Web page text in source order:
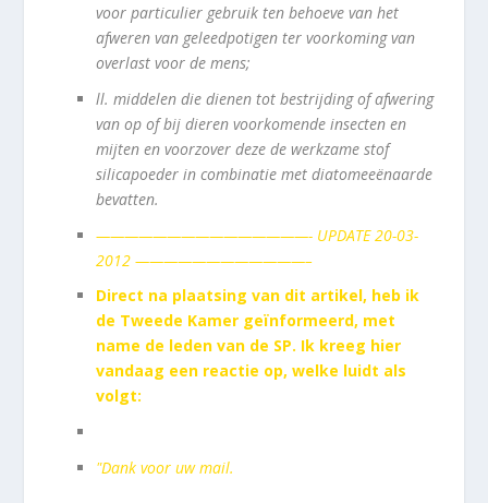
voor particulier gebruik ten behoeve van het
afweren van geleedpotigen ter voorkoming van
overlast voor de mens;
ll.middelen die dienen tot bestrijding of afwering
van op of bij dieren voorkomende insecten en
mijten en voorzover deze de werkzame stof
silicapoeder in combinatie met diatomeeënaarde
bevatten.
———————————————- UPDATE 20-03-
2012 ————————————–
Direct na plaatsing van dit artikel, heb ik
de Tweede Kamer geïnformeerd, met
name de leden van de SP. Ik kreeg hier
vandaag een reactie op, welke luidt als
volgt:
"Dank voor uw mail.